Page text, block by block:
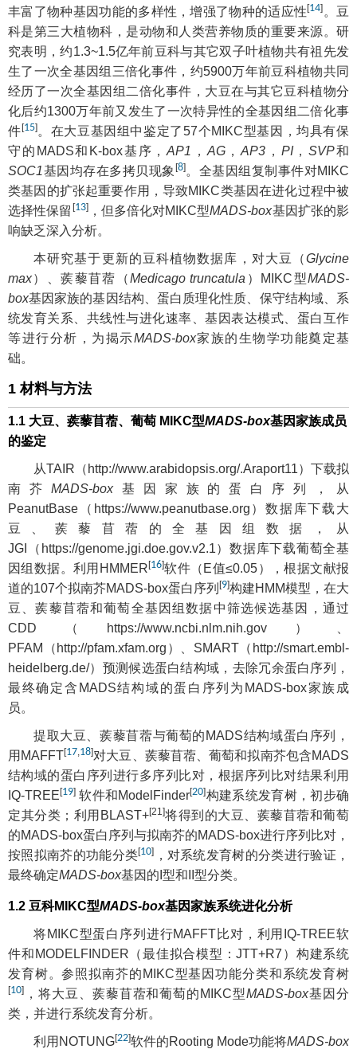
丰富了物种基因功能的多样性，增强了物种的适应性[14] 。豆
科是第三大植物科，是动物和人类营养物质的重要来源。研
究表明，约1.3~1.5亿年前豆科与其它双子叶植物共有祖先发
生了一次全基因组三倍化事件，约5900万年前豆科植物共同
经历了一次全基因组二倍化事件，大豆在与其它豆科植物分
化后约1300万年前又发生了一次特异性的全基因组二倍化事
件[15]。在大豆基因组中鉴定了57个MIKC型基因，均具有保
守的MADS和K-box基序，AP1 ， AG，AP3 ， PI，SVP和
SOC1基因均存在多拷贝现象 [8]。全基因组复制事件对MIKC
类基因的扩张起重要作用，导致MIKC类基因在进化过程中被
选择性保留 [13]，但多倍化对MIKC型MADS-box基因扩张的影
响缺乏深入分析。
本研究基于更新的豆科植物数据库，对大豆（Glycine
max）、蒺藜苜蓿（Medicago truncatula ）MIKC型MADS-
box基因家族的基因结构、蛋白质理化性质、保守结构域、系
统发育关系、共线性与进化速率、基因表达模式、蛋白互作
等进行分析，为揭示MADS-box家族的生物学功能奠定基
础。
1 材料与方法
1.1 大豆、蒺藜苜蓿、葡萄 MIKC型MADS-box基因家族成员
的鉴定
从TAIR（ http://www.arabidopsis.org/.Araport11）下载拟
南芥 MADS-box基因家族的蛋白序列，从
PeanutBase（ https://www.peanutbase.org ）数据库下载大
豆、蒺藜苜蓿的全基因组数据，从
JGI（ https://genome.jgi.doe.gov.v2.1）数据库下载葡萄全基
因组数据。利用HMMER[16]软件（E值≤0.05），根据文献报
道的107个拟南芥MADS-box蛋白序列 [9]构建HMM模型，在大
豆、蒺藜苜蓿和葡萄全基因组数据中筛选候选基因，通过
CDD（
https://www.ncbi.nlm.nih.gov）、
PFAM（ http://pfam.xfam.org ）、SMART（ http://smart.embl-
heidelberg.de/）预测候选蛋白结构域，去除冗余蛋白序列，
最终确定含MADS结构域的蛋白序列为MADS-box家族成
员。
提取大豆、蒺藜苜蓿与葡萄的MADS结构域蛋白序列，
用MAFFT[17 18]对大豆、蒺藜苜蓿、葡萄和拟南芥包含MADS
结构域的蛋白序列进行多序列比对，根据序列比对结果利用
IQ-TREE[19] 软件和ModelFinder[20]构建系统发育树，初步确
定其分类；利用BLAST+[21]将得到的大豆、蒺藜苜蓿和葡萄
的MADS-box蛋白序列与拟南芥的MADS-box进行序列比对，
按照拟南芥的功能分类[10] ，对系统发育树的分类进行验证，
最终确定MADS-box基因的I型和II型分类。
1.2 豆科MIKC型MADS-box基因家族系统进化分析
将MIKC型蛋白序列进行MAFFT比对，利用IQ-TREE软
件和MODELFINDER（最佳拟合模型：JTT+R7）构建系统
发育树。参照拟南芥的MIKC型基因功能分类和系统发育树
[10] ，将大豆、蒺藜苜蓿和葡萄的MIKC型MADS-box基因分
类，并进行系统发育分析。
利用NOTUNG[22]软件的Rooting Mode功能将MADS-box